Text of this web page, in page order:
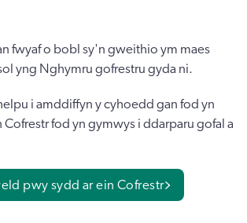
fwyaf o bobl sy'n gweithio ym maes
yng Nghymru gofrestru gyda ni.
i amddiffyn y cyhoedd gan fod yn
Cofrestr fod yn gymwys i ddarparu gofal a
pwy sydd ar ein Cofrestr